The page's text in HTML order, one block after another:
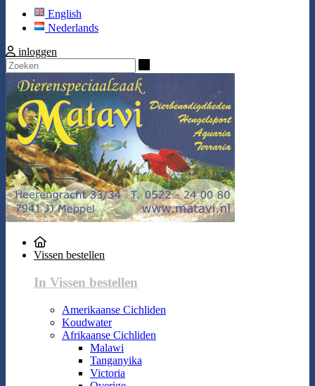
English
Nederlands
inloggen
Vissen bestellen
In Vissen bestellen
Amerikaanse Cichliden
Koudwater
Afrikaanse Cichliden
Malawi
Tanganyika
Victoria